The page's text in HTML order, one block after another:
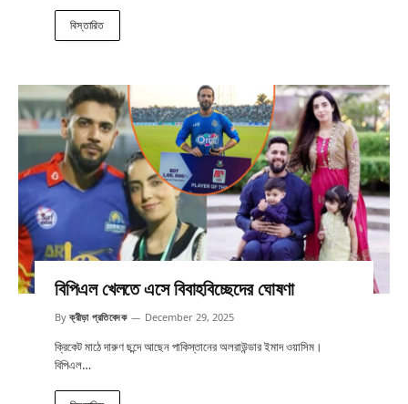
বিস্তারিত
বিপিএল খেলতে এসে বিবাহবিচ্ছেদের ঘোষণা
By ক্রীড়া প্রতিবেদক December 29, 2025
ক্রিকেট মাঠে দারুণ ছন্দে আছেন পাকিস্তানের অলরাউন্ডার ইমাদ ওয়াসিম।
বিপিএল…